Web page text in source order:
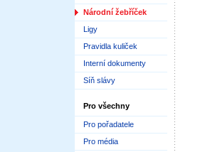
Národní žebříček
Ligy
Pravidla kuliček
Interní dokumenty
Síň slávy
Pro všechny
Pro pořadatele
Pro média